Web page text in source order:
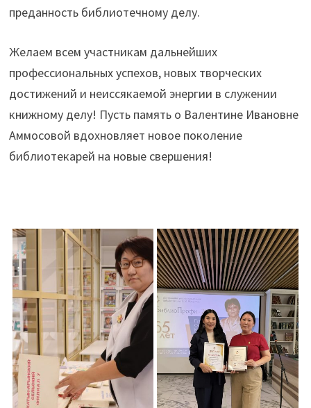
преданность библиотечному делу.
Желаем всем участникам дальнейших
профессиональных успехов, новых творческих
достижений и неиссякаемой энергии в служении
книжному делу! Пусть память о Валентине Ивановне
Аммосовой вдохновляет новое поколение
библиотекарей на новые свершения!